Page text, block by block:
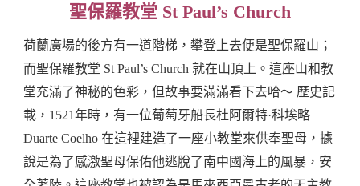
聖保羅教堂 St Paul’s Church
荷蘭廣場的後方有一道階梯，攀登上去便是聖保羅山；
而聖保羅教堂 St Paul’s Church 就在山頂上。這座山和教
堂充滿了神秘的色彩，但故事要滿滿看下去哈～ 歷史記
載，1521年時，有一位葡萄牙船長杜阿爾特·科埃略
Duarte Coelho 在這裡建造了一座小教堂來供奉聖母，據
說是為了感激聖母保佑他逃脫了南中國海上的風暴，安